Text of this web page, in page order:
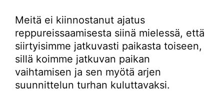
Meitä ei kiinnostanut ajatus
reppureissaamisesta siinä mielessä, että
siirtyisimme jatkuvasti paikasta toiseen,
sillä koimme jatkuvan paikan
vaihtamisen ja sen myötä arjen
suunnittelun turhan kuluttavaksi.